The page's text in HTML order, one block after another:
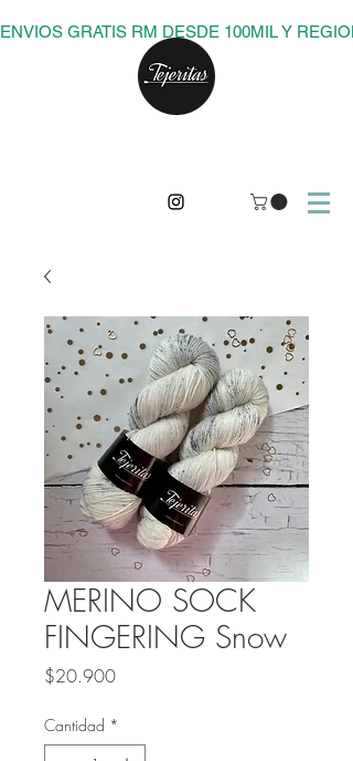
ENVIOS GRATIS RM DESDE 100MIL Y
MERINO SOCK
FINGERING Snow
$20.900Precio
Cantidad *